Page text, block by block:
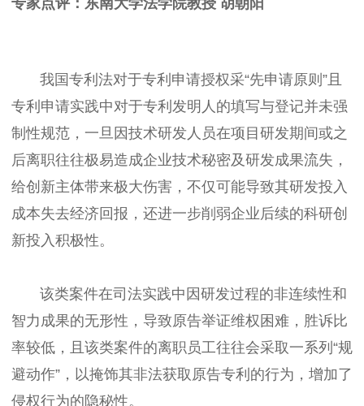
我国专利法对于专利申请授权采“先申请原则”且
专利申请实践中对于专利发明人的填写与登记并未强
制性规范，一旦因技术研发人员在项目研发期间或之
后离职往往极易造成企业技术秘密及研发成果流失，
给创新主体带来极大伤害，不仅可能导致其研发投入
成本失去经济回报，还进一步削弱企业后续的科研创
新投入积极性。
该类案件在司法实践中因研发过程的非连续性和
智力成果的无形性，导致原告举证维权困难，胜诉比
率较低，且该类案件的离职员工往往会采取一系列“规
避动作”，以掩饰其非法获取原告专利的行为，增加了
侵权行为的隐秘性。